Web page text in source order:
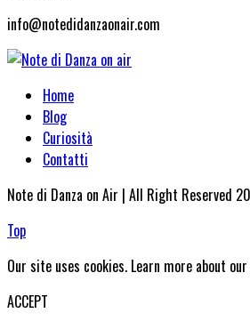
info@notedidanzaonair.com
Home
Blog
Curiosità
Contatti
Note di Danza on Air | All Right Reserved
Top
Our site uses cookies. Learn more about
ACCEPT